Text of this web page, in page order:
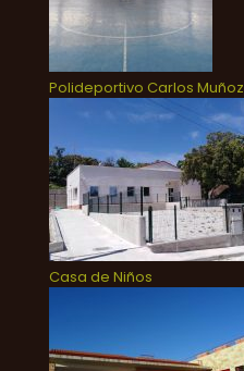
Polideportivo Carlos Muñoz
Casa de Niños